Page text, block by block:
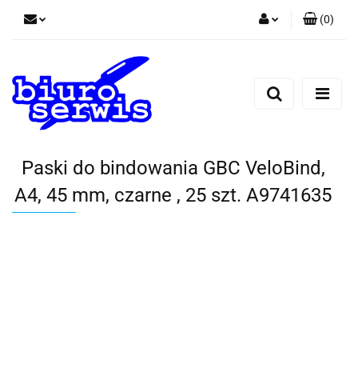
Zarejestruj się
(0)
Paski do bindowania GBC VeloBind,
A4, 45 mm, czarne , 25 szt. A9741635